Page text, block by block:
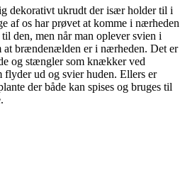
dekorativt ukrudt der især holder til i
af os har prøvet at komme i nærheden
den, men når man oplever svien i
brændenælden er i nærheden. Det er
og stængler som knækker ved
flyder ud og svier huden. Ellers er
der både kan spises og bruges til